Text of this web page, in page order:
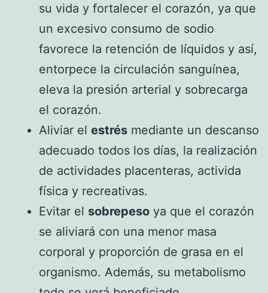
su vida y fortalecer el corazón, ya que
un excesivo consumo de sodio
favorece la retención de líquidos y así,
entorpece la circulación sanguínea,
eleva la presión arterial y sobrecarga
el corazón.
Aliviar el estrés mediante un descanso
adecuado todos los días, la realización
de actividades placenteras, activida
física y recreativas.
Evitar el sobrepeso ya que el corazón
se aliviará con una menor masa
corporal y proporción de grasa en el
organismo. Además, su metabolismo